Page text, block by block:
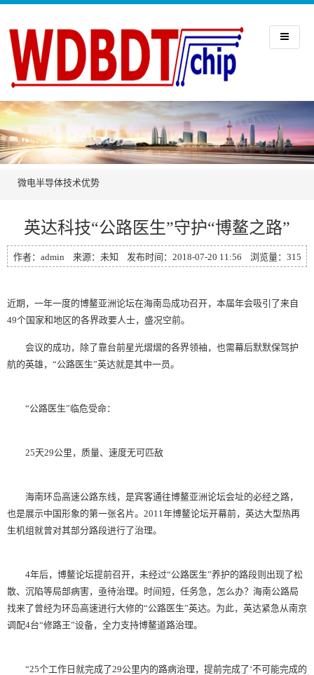
微电半导体技术优势
英达科技“公路医生”守护“博鳌之路”
作者：admin 来源：未知 发布时间：2018-07-20 11:56 浏览量： 315
近期，一年一度的博鳌亚洲论坛在海南岛成功召开，本届年会吸引了来自
49个国家和地区的各界政要人士，盛况空前。
会议的成功，除了靠台前星光熠熠的各界领袖，也需幕后默默保驾护
航的英雄，“公路医生”英达就是其中一员。
“公路医生”临危受命：
25天29公里，质量、速度无可匹敌
海南环岛高速公路东线，是宾客通往博鳌亚洲论坛会址的必经之路，
也是展示中国形象的第一张名片。2011年博鳌论坛开幕前，英达大型热再
生机组就曾对其部分路段进行了治理。
4年后，博鳌论坛提前召开，未经过“公路医生”养护的路段则出现了松
散、沉陷等局部病害，亟待治理。时间短，任务急，怎么办？海南公路局
找来了曾经为环岛高速进行大修的“公路医生”英达。为此，英达紧急从南京
调配4台“修路王”设备，全力支持博鳌道路治理。
“25个工作日就完成了29公里内的路病治理，提前完成了‘不可能完成的